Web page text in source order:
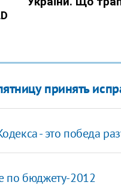
принять
- это победа
по бюджету-2012